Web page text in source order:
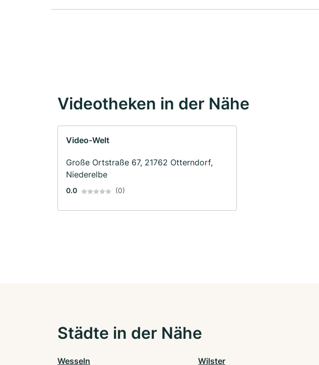
Videotheken in der Nähe
Video-Welt
Große Ortstraße 67, 21762 Otterndorf,
Niederelbe
0.0 (0)
Städte in der Nähe
Wesseln Wilster